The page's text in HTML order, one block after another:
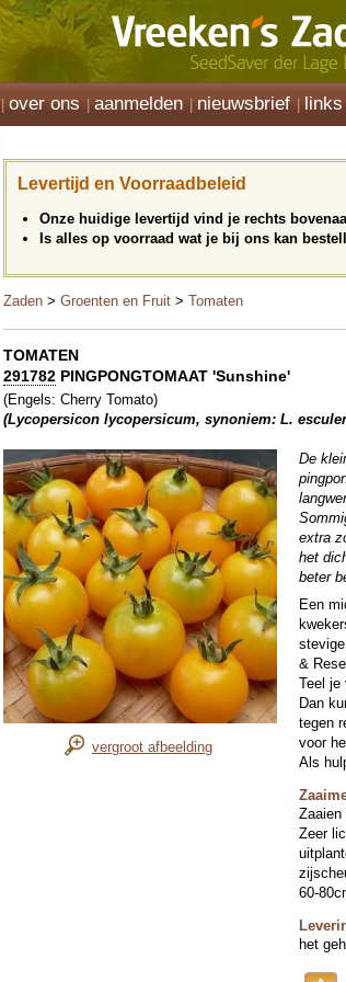
over ons aanmelden nieuwsbrief links
Levertijd en Voorraadbeleid
Onze huidige levertijd vind je rechts
Is alles op voorraad wat je bij ons kan
Zaden > Groenten en Fruit > Tomaten
TOMATEN
291782 PINGPONGTOMAAT 'Sunshine'
(Engels: Cherry Tomato)
(Lycopersicon lycopersicum, synoniem: L.
vergroot afbeelding
De
extra
het
beter
Een
&
Teel je
Dan
tegen
voor
Als
Zaaien
Zeer
60-
het